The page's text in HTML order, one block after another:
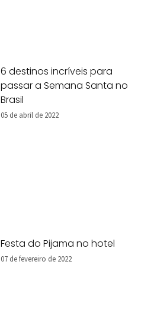
6 destinos incríveis para
passar a Semana Santa no
Brasil
05 de abril de 2022
Festa do Pijama no hotel
07 de fevereiro de 2022